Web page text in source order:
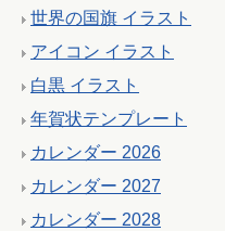
世界の国旗 イラスト
アイコン イラスト
白黒 イラスト
年賀状テンプレート
カレンダー 2026
カレンダー 2027
カレンダー 2028